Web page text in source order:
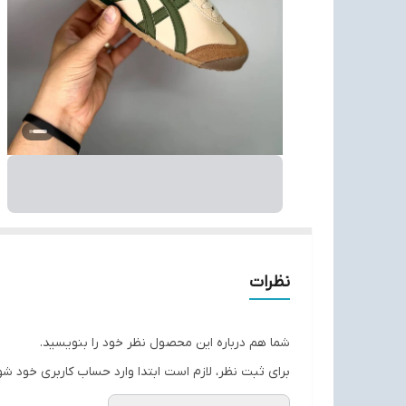
نظرات
شما هم درباره این محصول نظر خود را بنویسید.
برای ثبت نظر، لازم است ابتدا وارد حساب کاربری خود